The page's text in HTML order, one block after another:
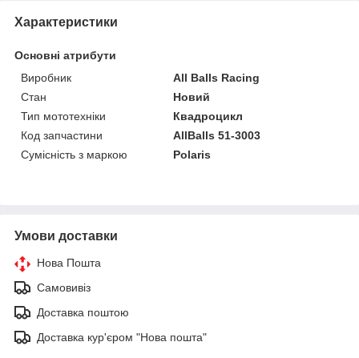
Характеристики
Основні атрибути
Виробник
All Balls Racing
Стан
Новий
Тип мототехніки
Квадроцикл
Код запчастини
AllBalls 51-3003
Сумісність з маркою
Polaris
Умови доставки
Нова Пошта
Самовивіз
Доставка поштою
Доставка кур'єром "Нова пошта"